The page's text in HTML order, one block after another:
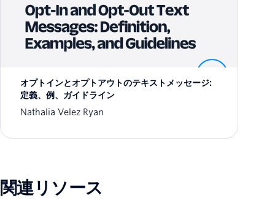
オプトインとオプトアウトのテキストメッセージ:
定義、例、ガイドライン
Nathalia Velez Ryan
関連リソース